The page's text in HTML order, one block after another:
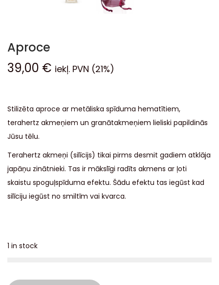
Aproce
39,00 € iekļ. PVN (21%)
Stilizēta aproce ar metāliska spīduma hematītiem,
terahertz akmeņiem un granātakmeņiem lieliski papildinās
Jūsu tēlu.
Terahertz akmeņi (silīcijs) tikai pirms desmit gadiem atklāja
japāņu zinātnieki. Tas ir mākslīgi radīts akmens ar ļoti
skaistu spoguļspīduma efektu. Šādu efektu tas iegūst kad
silīciju iegūst no smiltīm vai kvarca.
1 in stock